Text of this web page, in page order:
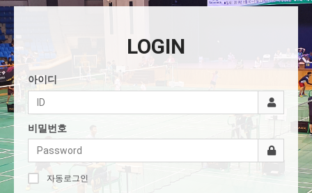
LOGIN
아이디
비밀번호
자동로그인